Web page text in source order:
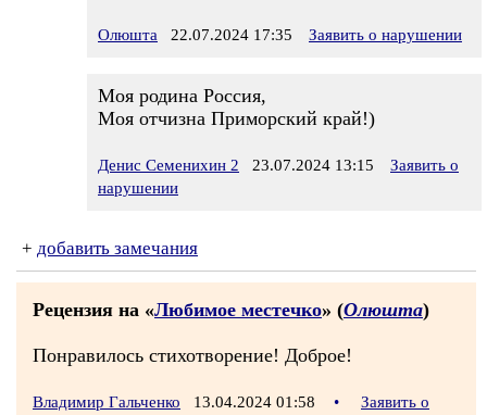
Олюшта 22.07.2024 17:35 Заявить о нарушении
Моя родина Россия,
Моя отчизна Приморский край!)
Денис Семенихин 2 23.07.2024 13:15
Заявить о
нарушении
+ добавить замечания
Рецензия на «Любимое местечко» (Олюшта)
Понравилось стихотворение! Доброе!
Владимир Гальченко 13.04.2024 01:58 •
Заявить о